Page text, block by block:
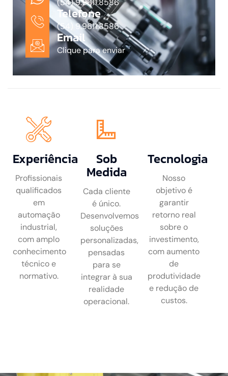
(54) 9.9611.8586
Telefone
(54) 9.9611.8586
Email
Clique para enviar
Experiência
Profissionais
qualificados
em
automação
industrial,
com amplo
conhecimento
técnico e
normativo.
Sob
Medida
Cada cliente
é único.
Desenvolvemos
soluções
personalizadas,
pensadas
para se
integrar à sua
realidade
operacional.
Tecnologia
Nosso
objetivo é
garantir
retorno real
sobre o
investimento,
com aumento
de
produtividade
e redução de
custos.